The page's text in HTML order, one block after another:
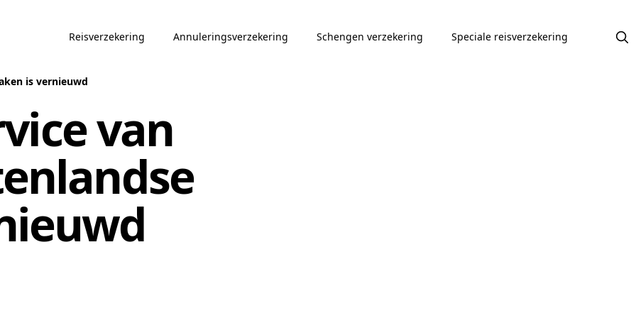
Reisverzekering Annuleringsverzekering Schengen verzekering Speciale reisverzekering
is vernieuwd
van